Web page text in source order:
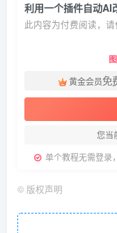
此内容为付费阅读，
黄金会员免
您当
单个教程无需登录
© 版权声明